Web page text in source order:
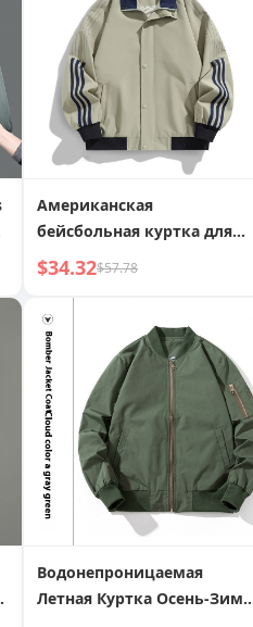
Куртка Индивидуальная
Вышивка
Американская
бейсбольная куртка для
мужчин, весна/осень,
новый модный нишевый
свободный бомбер
$34.32$57.78
Водонепроницаемая
Летная Куртка Осень-Зима